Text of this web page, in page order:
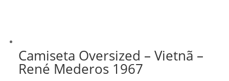
Camiseta Oversized – Vietnã –
René Mederos 1967